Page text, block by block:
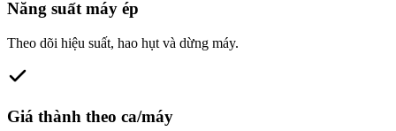
Năng suất máy ép
Theo dõi hiệu suất, hao hụt và dừng máy.
Giá thành theo ca/máy